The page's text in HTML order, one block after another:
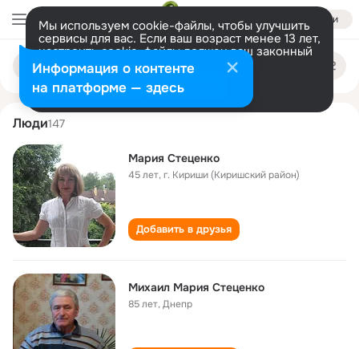
Войти
Мы используем cookie-файлы, чтобы улучшить
сервисы для вас. Если ваш возраст менее 13 лет,
настроить cookie-файлы должен ваш законный
представитель. Больше информации
Разрешить все Настроить
Поиск
людям
mariya stetsenko
Люди147
Мария Стеценко
45 лет,г. Кириши (Киришский район)
Добавить в друзья
Михаил Мария Стеценко
85 лет,Днепр
Информация о контенте
на платформе — здесь